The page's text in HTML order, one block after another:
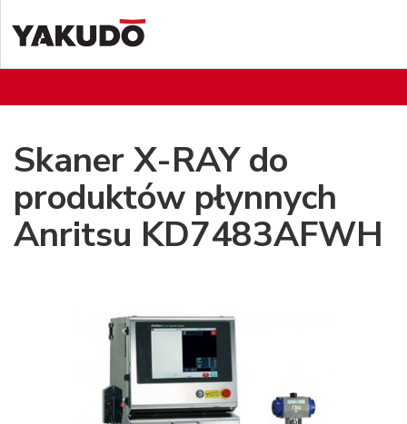
Skaner X-RAY do
produktów płynnych
Anritsu KD7483AFWH